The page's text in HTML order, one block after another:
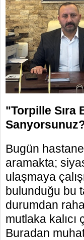
"Torpille Sıra
Bugün
aramakta;
ulaşmaya
bulunduğu bu
durumdan
mutlaka
Buradan